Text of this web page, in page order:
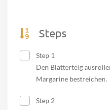
Steps
Step 1
Den Blätterteig
Margarine bestreichen.
Step 2